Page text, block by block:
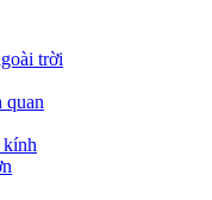
trời
quan
kính